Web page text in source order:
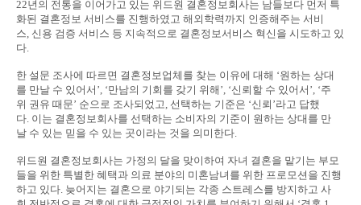
22년의 전통을 이어가고 있는 위드원 결혼정보회사는 남들보다 먼저 특
화된 결혼정보 서비스를 진행하였고 해외학력까지 인증해주는 서비
스, 신용 검증 서비스 등 지속적으로 결혼정보서비스 혁신을 시도하고 있
다.
한 설문 조사에 따르면 결혼정보업체를 찾는 이유에 대해 ‘원하는 상대
를 만날 수 있어서’, ‘만남의 기회를 갖기 위해’, ‘신뢰할 수 있어서’, ‘주
위 권유 때문’ 순으로 조사되었고, 선택하는 기준은 ‘신뢰’라고 답했
다. 이는 결혼정보회사를 선택하는 소비자의 기준이 원하는 상대를 만
날 수 있는 믿을 수 있는 곳이라는 것을 의미한다.
위드원 결혼정보회사는 가정의 달을 맞이하여 자녀 결혼을 맡기는 부모
들을 위한 특별한 혜택과 의료 분야의 미혼남녀를 위한 프로모션을 진행
하고 있다. 늦어지는 결혼으로 야기되는 각종 스트레스를 방지하고 사